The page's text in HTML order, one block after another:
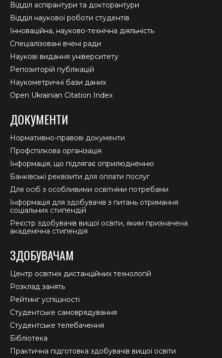
Відділ аспірантури та докторантури
Відділ наукової роботи студентів
Інноваційна, науково-технічна діяльність
Спеціалізовані вчені ради
Наукові видання університету
Репозиторій публікацій
Наукометричні бази даних
Open Ukrainian Citation Index
ДОКУМЕНТИ
Нормативно-правові документи
Профспілкова організація
Інформація, що підлягає оприлюдненню
Банківські реквізити для оплати послуг
Для осіб з особливими освітніми потребами
Інформація для здобувачів з питань отримання
соціальних стипендій
Реєстр здобувачів вищої освіти, яким призначена
академічна стипендія
ЗДОБУВАЧАМ
Центр освітніх дистанційних технологій
Розклад занять
Рейтинг успішності
Студентське самоврядування
Студентське телебачення
Бібліотека
Практична підготовка здобувачів вищої освіти